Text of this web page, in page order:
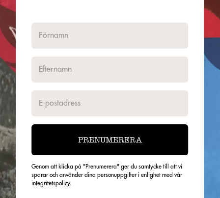
PRENUMERERA
Genom att klicka på "Prenumerera" ger du samtycke till att vi
sparar och använder dina personuppgifter i enlighet med vår
integritetspolicy.